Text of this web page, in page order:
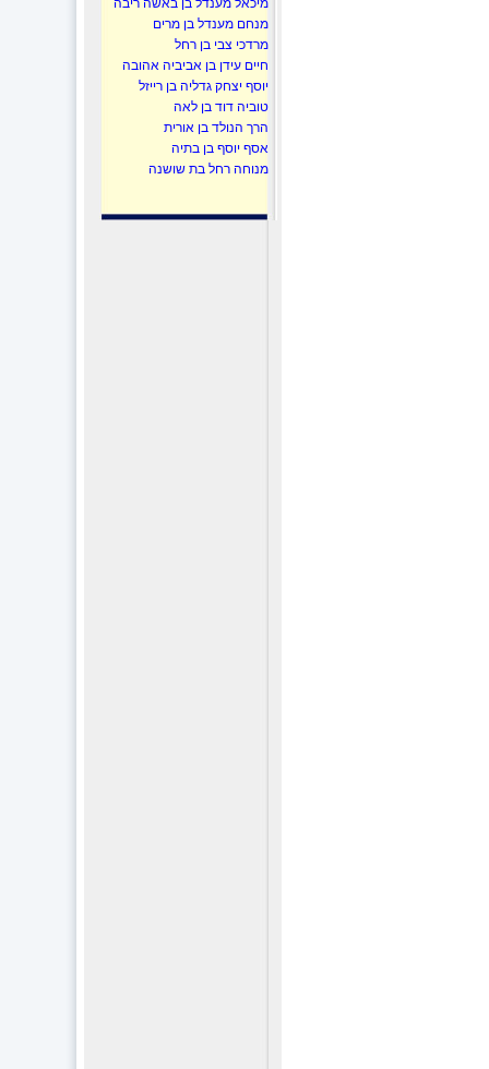
מיכאל מענדל בן באשה ריבה
מנחם מענדל בן מרים
מרדכי צבי בן רחל
חיים עידן בן אביביה אהובה
יוסף יצחק גדליה בן רייזל
טוביה דוד בן לאה
הרך הנולד בן אורית
אסף יוסף בן בתיה
מנוחה רחל בת שושנה